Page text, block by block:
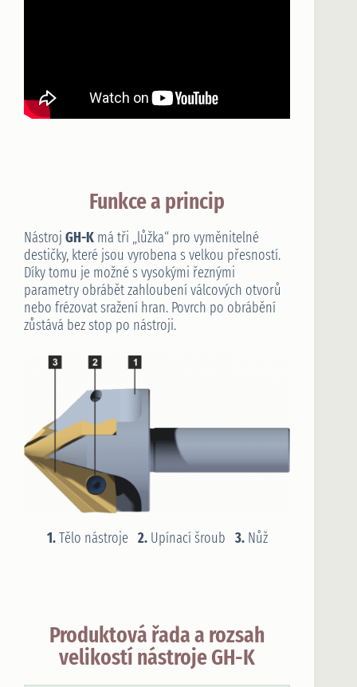
Funkce a princip
Nástroj GH-K má tři „lůžka“ pro vyměnitelné
destičky, které jsou vyrobena s velkou přesností.
Díky tomu je možné s vysokými řeznými
parametry obrábět zahloubení válcových otvorů
nebo frézovat sražení hran. Povrch po obrábění
zůstává bez stop po nástroji.
1.Tělo nástroje 2.Upínací šroub 3.Nůž
Produktová řada a rozsah
velikostí nástroje GH-K